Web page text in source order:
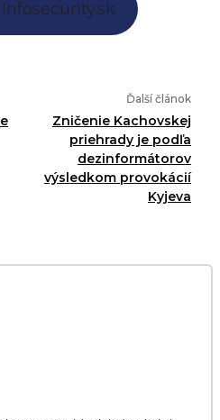
Ďalší článok
Zničenie Kachovskej
priehrady je podľa
dezinformátorov
výsledkom provokácií
Kyjeva